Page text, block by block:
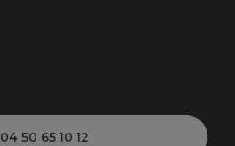
04 50 65 10 12